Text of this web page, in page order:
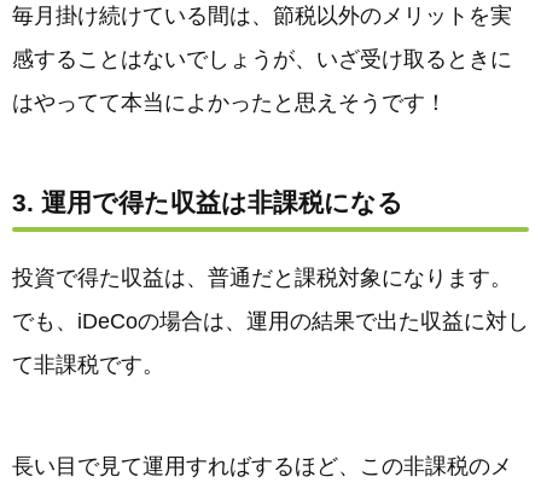
毎月掛け続けている間は、節税以外のメリットを実
感することはないでしょうが、いざ受け取るときに
はやってて本当によかったと思えそうです！
3. 運用で得た収益は非課税になる
投資で得た収益は、普通だと課税対象になります。
でも、iDeCoの場合は、運用の結果で出た収益に対し
て非課税です。
長い目で見て運用すればするほど、この非課税のメ